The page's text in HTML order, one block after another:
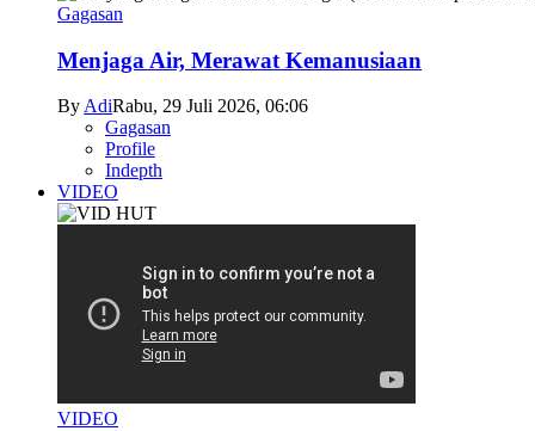
Gagasan
Menjaga Air, Merawat Kemanusiaan
ByAdiRabu, 29 Juli 2026, 06:06
Gagasan
Profile
Indepth
VIDEO
VIDEO